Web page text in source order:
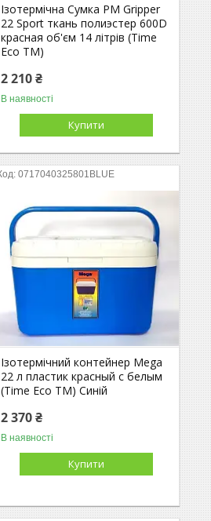
Ізотермічна Сумка PM Gripper
22 Sport ткань полиэстер 600D
красная об'єм 14 літрів (Time
Eco TM)
2 210 ₴
В наявності
Купити
0717040325801BLUE
Ізотермічний контейнер Mega
22 л пластик красный с белым
(Time Eco TM) Синій
2 370 ₴
В наявності
Купити